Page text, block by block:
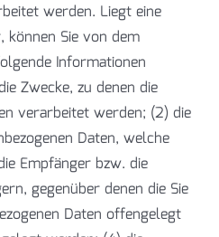
werden. Liegt eine
Sie von dem
Informationen
Zwecke, zu denen die
verarbeitet werden; (2) die
Daten, welche
Empfänger bzw. die
gegenüber denen die Sie
Daten offengelegt